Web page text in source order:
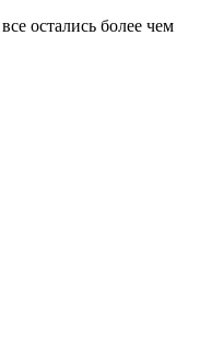
остались более чем